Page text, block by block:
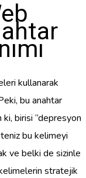
kullanarak
bu anahtar
birisi “depresyon
bu kelimeyi
ve belki de sizinle
stratejik